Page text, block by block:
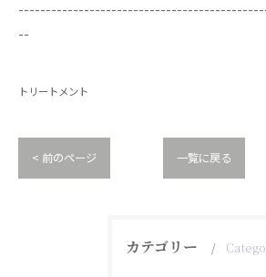
--
トリートメント
< 前のページ 一覧に戻る
カテゴリー